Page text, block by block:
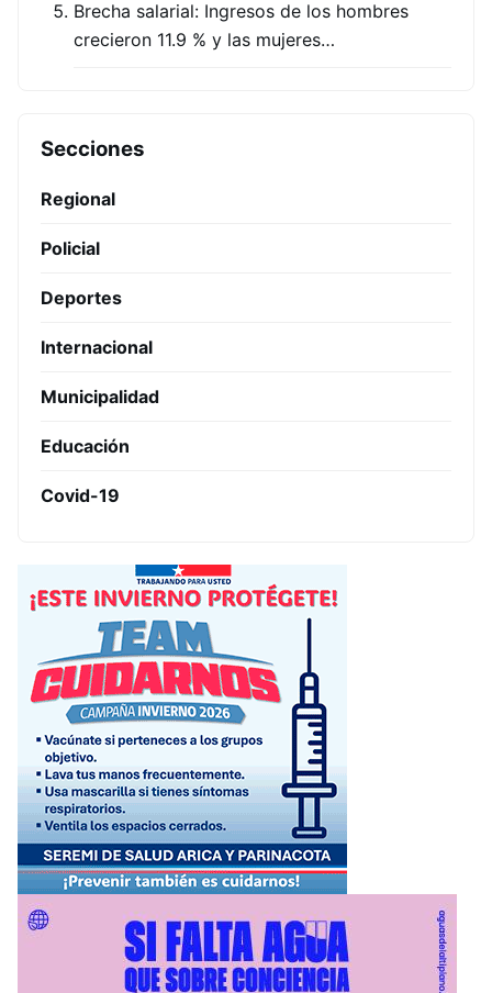
Brecha salarial: Ingresos de los hombres
crecieron 11.9 % y las mujeres…
Secciones
Regional
Policial
Deportes
Internacional
Municipalidad
Educación
Covid-19